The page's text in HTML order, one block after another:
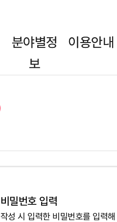
분야별정
보
이용안내
비밀번호 입력
작성 시 입력한 비밀번호를 입력